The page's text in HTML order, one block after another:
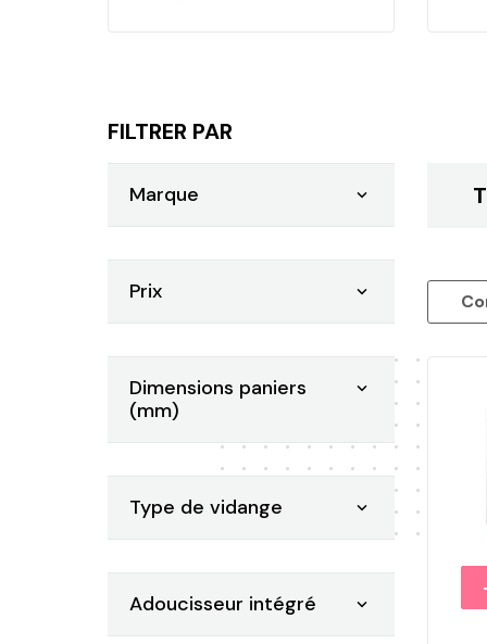
FILTRER PAR
Marque 
Prix 
Dimensions paniers
(mm)

Type de vidange 
Adoucisseur intégré 